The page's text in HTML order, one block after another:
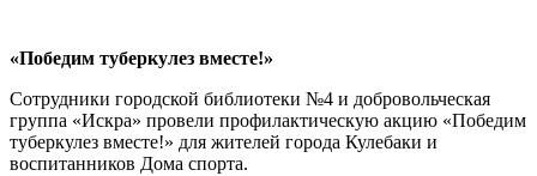
«Победим туберкулез вместе!»
Сотрудники городской библиотеки №4 и добровольческая
группа «Искра» провели профилактическую акцию «Победим
туберкулез вместе!» для жителей города Кулебаки и
воспитанников Дома спорта.